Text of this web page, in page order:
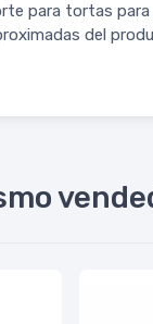
para tortas para
del